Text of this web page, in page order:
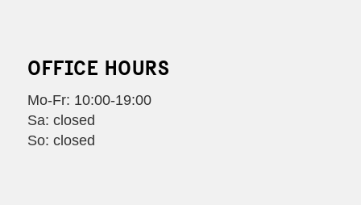
OFFICE HOURS
Mo-Fr: 10:00-19:00
Sa: closed
So: closed